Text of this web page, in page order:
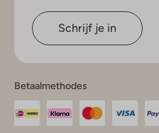
Schrijf je in
Betaalmethodes